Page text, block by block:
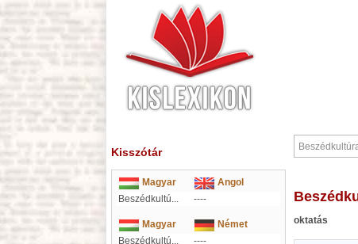
Kisszótár
Magyar
Angol
Beszédkultú...
----
Magyar
Német
Beszédkultú...
----
oktatás